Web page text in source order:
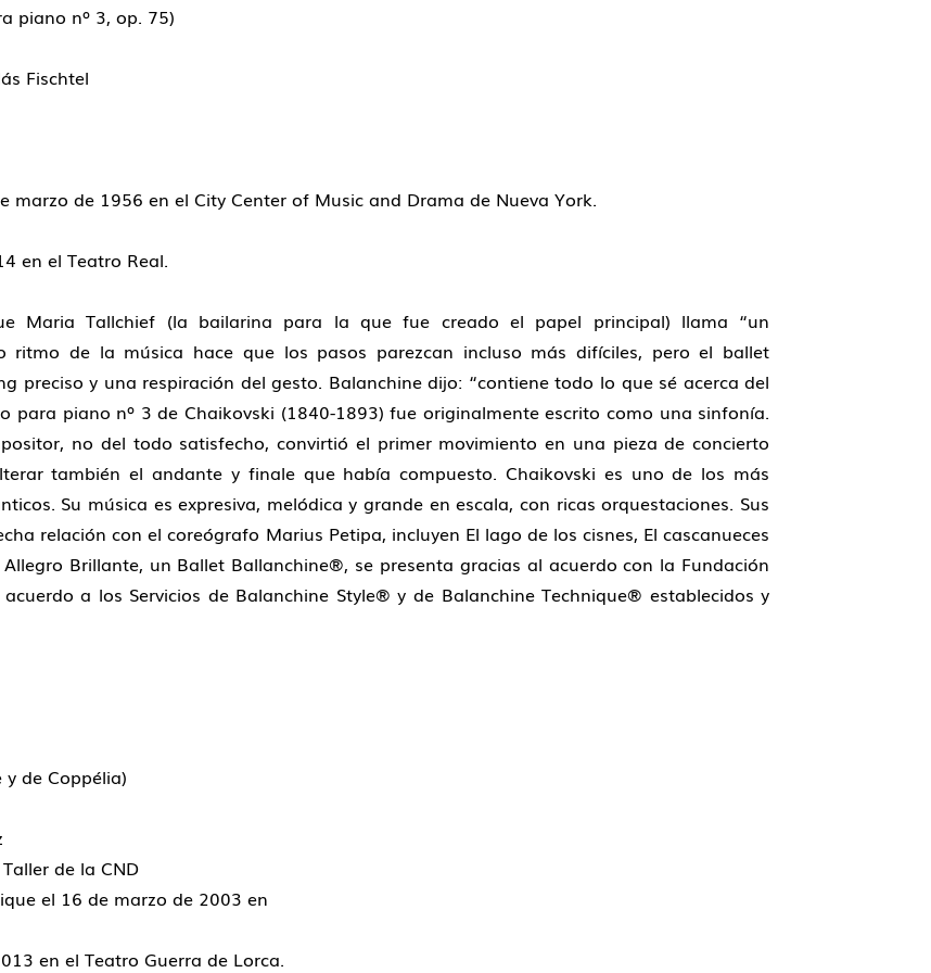
piano nº 3, op. 75)
Fischtel
marzo de 1956 en el City Center of Music and Drama de Nueva York.
en el Teatro Real.
Maria Tallchief (la bailarina para la que fue creado el papel principal) llama “un
ritmo de la música hace que los pasos parezcan incluso más difíciles, pero el ballet
preciso y una respiración del gesto. Balanchine dijo: “contiene todo lo que sé acerca del
para piano nº 3 de Chaikovski (1840-1893) fue originalmente escrito como una sinfonía.
no del todo satisfecho, convirtió el primer movimiento en una pieza de concierto
también el andante y finale que había compuesto. Chaikovski es uno de los más
Su música es expresiva, melódica y grande en escala, con ricas orquestaciones. Sus
relación con el coreógrafo Marius Petipa, incluyen El lago de los cisnes, El cascanueces
Brillante, un Ballet Ballanchine®, se presenta gracias al acuerdo con la Fundación
a los Servicios de Balanchine Style® y de Balanchine Technique® establecidos y
y de Coppélia)
de la CND
el 16 de marzo de 2003 en
en el Teatro Guerra de Lorca.